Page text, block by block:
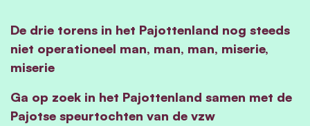
De drie torens in het Pajottenland nog steeds
niet operationeel man, man, man, miserie,
miserie
Ga op zoek in het Pajottenland samen met de
Pajotse speurtochten van de vzw